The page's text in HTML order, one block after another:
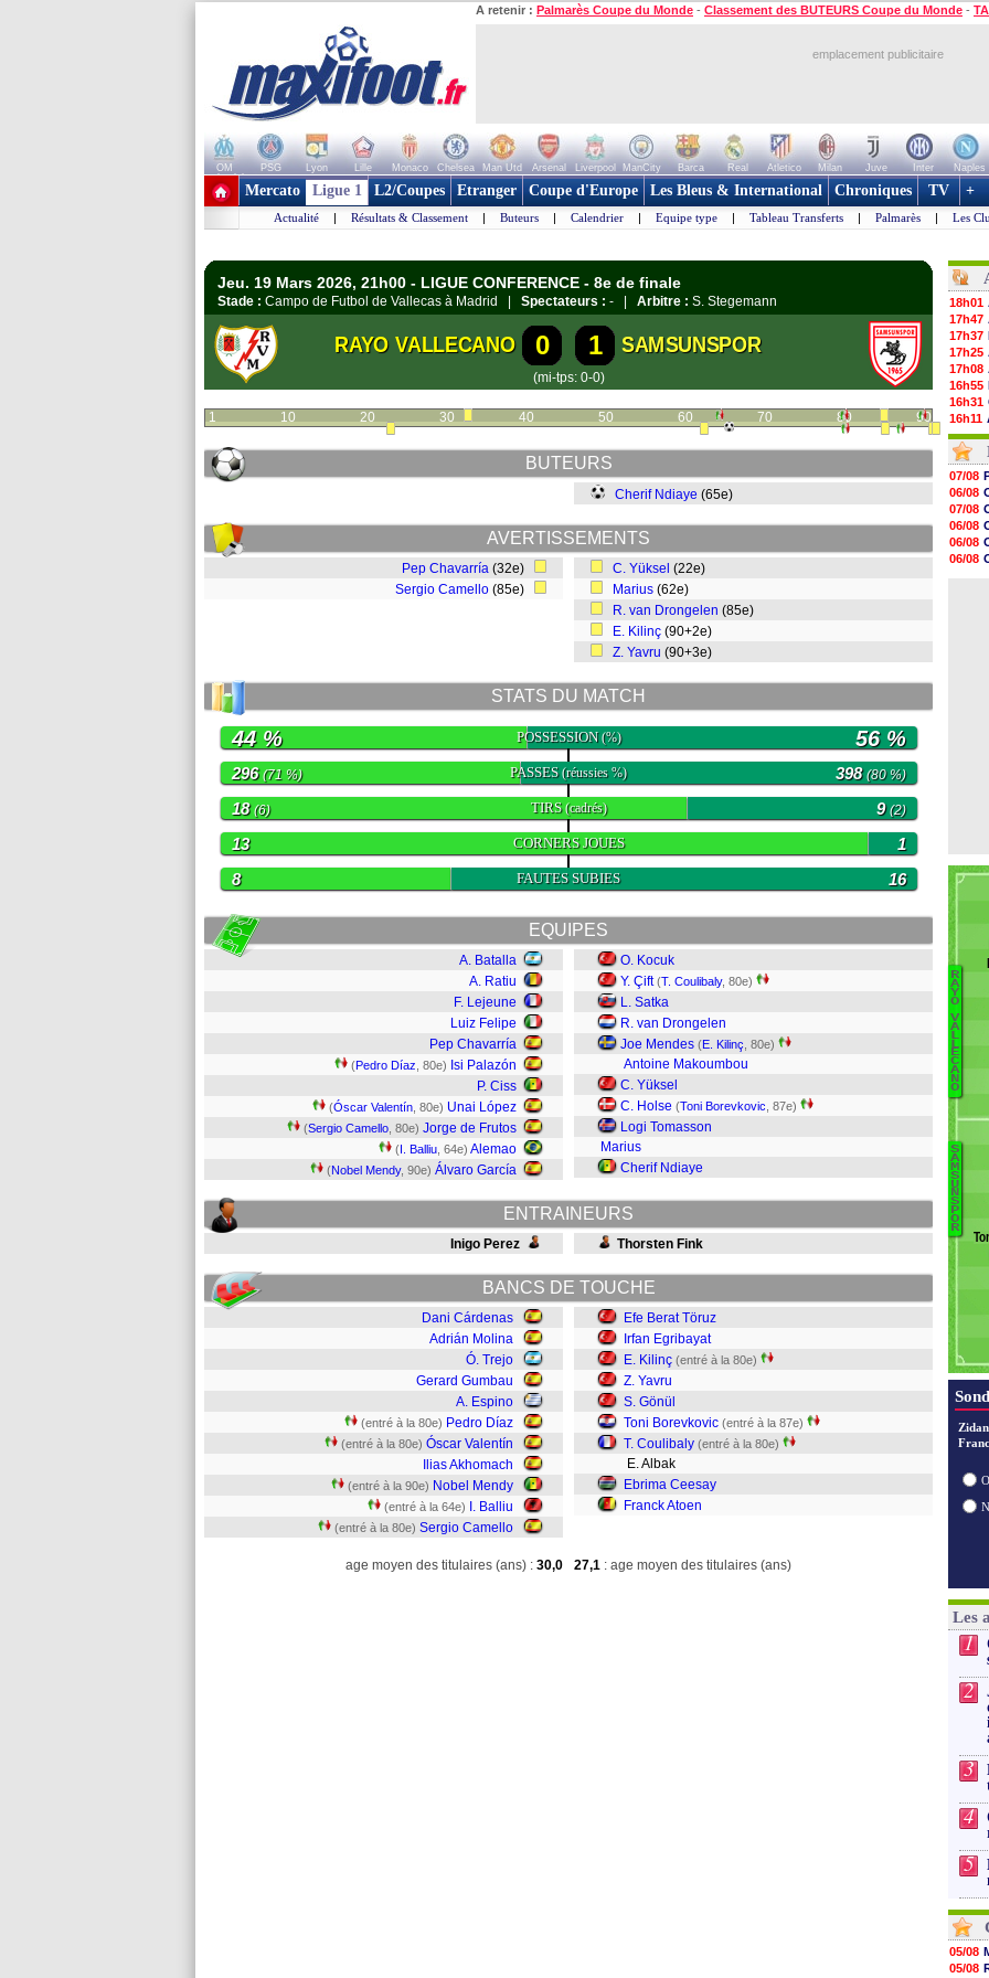
A retenir : Palmarès Coupe du Monde - Classement des BUTEURS Coupe du Monde -
emplacement publicitaire
OM PSG Lyon Lille Monaco Chelsea Man Utd Arsenal Liverpool ManCity Barca Real Atletico Milan Juve Inter Naples
+ de clubs
Mercato Ligue 1 L2/Coupes Etranger Coupe d'Europe Les Bleus & International Chroniques TV +
Actualité | Résultats & Classement | Buteurs | Calendrier | Equipe type | Tableau Transferts | Palmarès | Les
Jeu. 19 Mars 2026, 21h00 - LIGUE CONFERENCE - 8e de finale
Stade : Campo de Futbol de Vallecas à Madrid | Spectateurs : - | Arbitre : S. Stegemann
RAYO VALLECANO 0 1 SAMSUNSPOR
(mi-tps: 0-0)
1 10 20 30 40 50 60 70 80 90
BUTEURS
Cherif Ndiaye (65e)
AVERTISSEMENTS
Pep Chavarría (32e)
Sergio Camello (85e)
C. Yüksel (22e)
Marius (62e)
R. van Drongelen (85e)
E. Kilinç (90+2e)
Z. Yavru (90+3e)
STATS DU MATCH
POSSESSION(%)
44 % 56 %
PASSES(réussies %)
296(71 %) 398(80 %)
TIRS(cadrés)
18(6) 9(2)
CORNERS JOUES
13 1
FAUTES SUBIES
8 16
EQUIPES
A. Batalla
A. Ratiu
F. Lejeune
Luiz Felipe
Pep Chavarría
(Pedro Díaz , 80e) Isi Palazón
P. Ciss
(Óscar Valentín , 80e) Unai López
(Sergio Camello , 80e) Jorge de Frutos
(I. Balliu , 64e) Alemao
(Nobel Mendy, 90e) Álvaro García
O. Kocuk
Y. Çift (T. Coulibaly, 80e)
L. Satka
R. van Drongelen
Joe Mendes (E. Kilinç , 80e)
Antoine Makoumbou
C. Yüksel
C. Holse (Toni Borevkovic , 87e)
Logi Tomasson
Marius
Cherif Ndiaye
ENTRAINEURS
Inigo Perez Thorsten Fink
BANCS DE TOUCHE
Dani Cárdenas
Adrián Molina
Ó. Trejo
Gerard Gumbau
A. Espino
(entré à la 80e) Pedro Díaz
(entré à la 80e) Óscar Valentín
Ilias Akhomach
(entré à la 90e) Nobel Mendy
(entré à la 64e) I. Balliu
(entré à la 80e) Sergio Camello
Efe Berat Töruz
Irfan Egribayat
E. Kilinç (entré à la 80e)
Z. Yavru
S. Gönül
Toni Borevkovic (entré à la 87e)
T. Coulibaly (entré à la 80e)
E. Albak
Ebrima Ceesay
Franck Atoen
age moyen des titulaires (ans) : 30,0 27,1 : age moyen des titulaires (ans)
18h01
17h47
17h37
17h25
17h08
16h55
16h31
16h11
16h06
15h48
15h41
15h21
15h14
14h59
14h43
14h14
13h59
07/08
06/08
07/08
06/08
06/08
06/08
R
A
Y
O
V
A
L
L
E
C
A
N
O
S
A
M
S
U
N
S
P
O
R
Les
1
2
3
4
5
05/08
05/08